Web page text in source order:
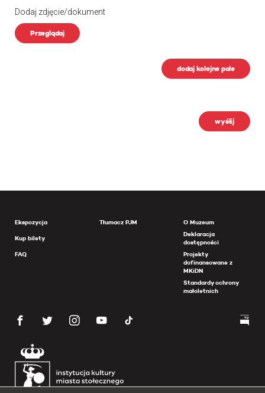
Dodaj zdjęcie/dokument
Przeglądaj
dodaj kolejne pole
wyślij
Ekspozycja
Kup bilety
FAQ
Tłumacz PJM
O Muzeum
Deklaracja
dostępności
Projekty
dofinansowane z
MKiDN
Standardy ochrony
małoletnich